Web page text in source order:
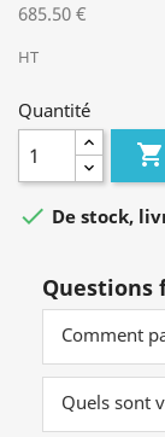
685.50 €
HT
Quantité

 De stock,
Questions
Comment
Quels sont